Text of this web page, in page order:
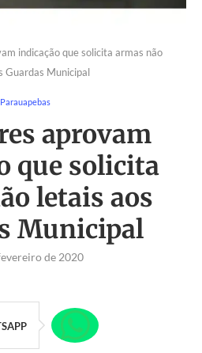
indicação que solicita armas não
Guardas Municipal
Parauapebas
aprovam
que solicita
letais aos
Municipal
de 2020